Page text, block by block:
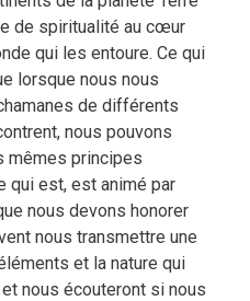
de spiritualité au cœur
qui les entoure. Ce qui
lorsque nous nous
de différents
nous pouvons
mêmes principes
qui est, est animé par
nous devons honorer
nous transmettre une
et la nature qui
nous écouteront si nous